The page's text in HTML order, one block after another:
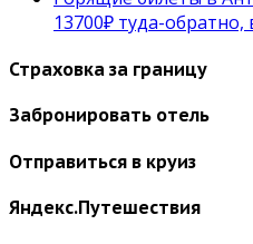
13700₽ туда-обратно,
Страховка за границу
Забронировать отель
Отправиться в круиз
Яндекс.Путешествия